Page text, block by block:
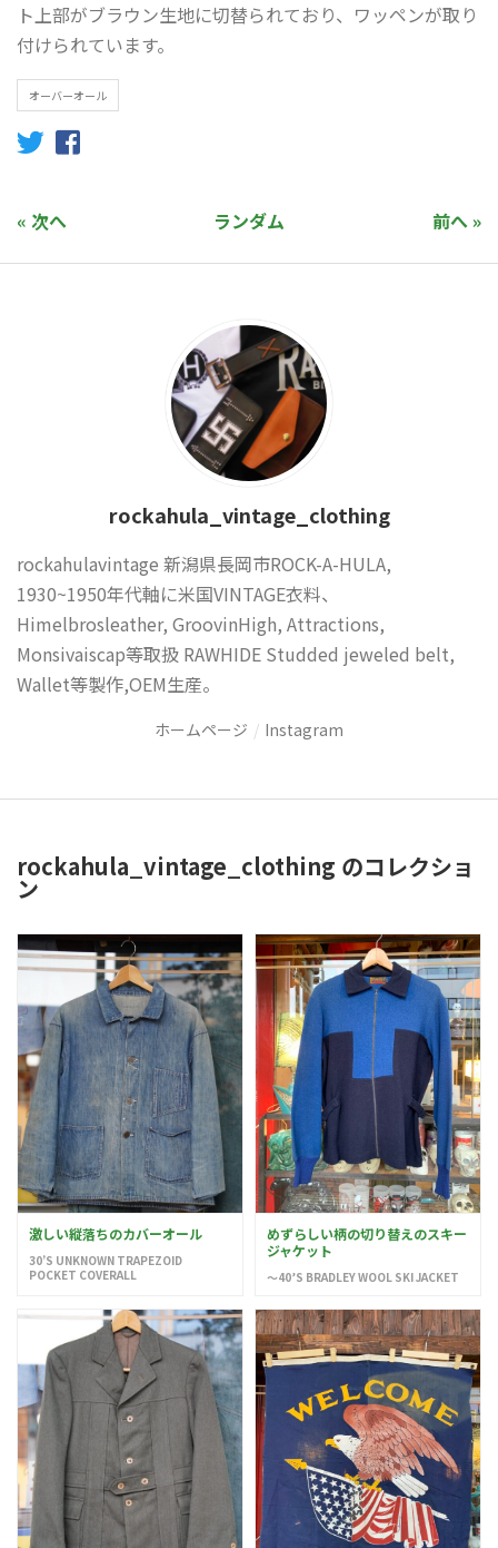
ト上部がブラウン生地に切替られており、ワッペンが取り
付けられています。
オーバーオール
« 次へ 前へ »
ランダム
rockahula_vintage_clothing
rockahulavintage 新潟県長岡市ROCK-A-HULA,
1930~1950年代軸に米国VINTAGE衣料、
Himelbrosleather, GroovinHigh, Attractions,
Monsivaiscap等取扱 RAWHIDE Studded jeweled belt,
Wallet等製作,OEM生産。
ホームページ Instagram
rockahula_vintage_clothing のコレクショ
ン
激しい縦落ちのカバーオール
30’S UNKNOWN TRAPEZOID
POCKET COVERALL
めずらしい柄の切り替えのスキー
ジャケット
〜40’S BRADLEY WOOL SKI JACKET